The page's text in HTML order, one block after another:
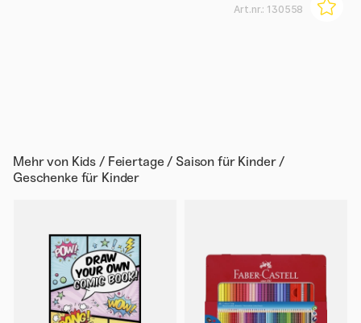
Art.nr.: 130558
Mehr von Kids / Feiertage / Saison für Kinder /
Geschenke für Kinder